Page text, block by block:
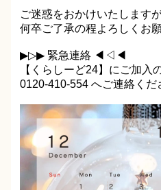
ご迷惑をおかけいたしますが
何卒ご了承の程よろしくお
▶▷▶ 緊急連絡 ◀◁◀
【くらしーど24】にご加入
0120-410-554 へご連絡くだ